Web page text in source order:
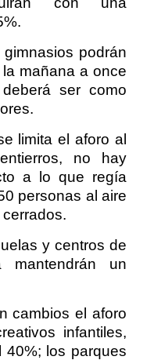
podrán
mañana a once
ser como
limita el aforo al
no hay
a lo que regía
personas al aire
y centros de
mantendrán un
cambios el aforo
infantiles,
40%; los parques